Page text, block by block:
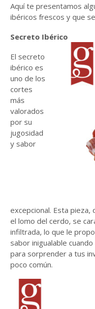
Aquí te presentamos
ibéricos frescos y que
Secreto Ibérico
El secreto
ibérico es
uno de los
cortes
más
valorados
por su
jugosidad
y sabor
excepcional. Esta
el lomo del cerdo, se
infiltrada, lo que le
sabor inigualable
para sorprender a tus
poco común.